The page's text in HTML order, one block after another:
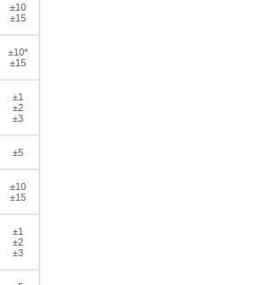
±10
±15
±10*
±15
±1
±2
±3
±5
±10
±15
±1
±2
±3